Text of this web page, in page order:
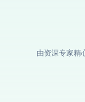
由资深专家精